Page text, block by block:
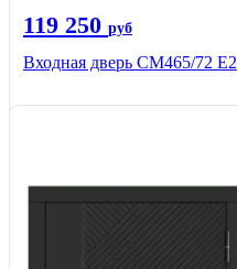
119 250 руб
Входная дверь СМ465/72 Е2